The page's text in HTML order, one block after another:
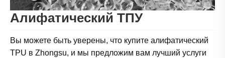
Алифатический ТПУ
Вы можете быть уверены, что купите алифатический
TPU в Zhongsu, и мы предложим вам лучший услуги